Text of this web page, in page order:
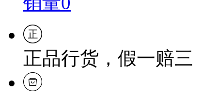
正品行货，假一赔三